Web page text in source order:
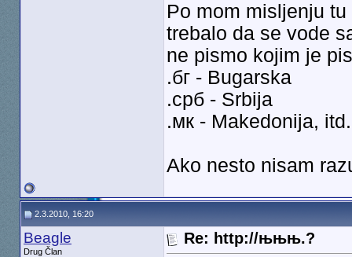
Po mom misljenju
trebalo da se vode
ne pismo kojim je
.бг - Bugarska
.срб - Srbija
.мк - Makedonija, itd.
Ako nesto nisam
2.3.2010, 16:20
Beagle
Drug Član
Re: http://њњњ.?